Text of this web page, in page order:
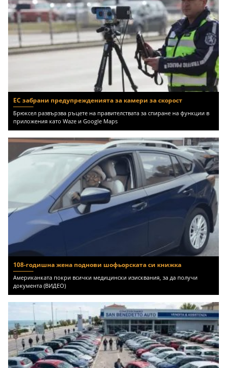
ЕС забрани предупрежденията за камери за скорост
Брюксел развързва ръцете на правителствата за спиране на функции в
приложения като Waze и Google Maps
108-годишна жена поднови шофьорската си книжка
Американката покри всички медицински изисквания, за да получи
документа (ВИДЕО)